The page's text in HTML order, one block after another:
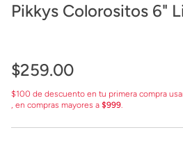
Pikkys Colorositos 6"
$259.00
$100 de descuento en tu primera compra
, en compras mayores a $999.